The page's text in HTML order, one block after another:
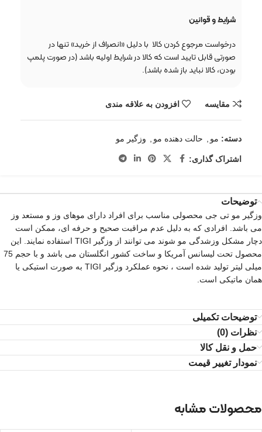
شرایط و قوانین
درخواست مرجوع کردن کالا با دلیل «انصراف از خرید» تنها در
صورتی قابل تایید است که کالا در شرایط اولیه باشد (در صورت پلمپ
بودن، کالا نباید باز شده باشد).
مقایسه افزودن به علاقه مندی
دسته: مو حالت دهنده مو وزگیر مو
اشتراک گذاری:
توضیحات
وزگیر مو تی جی محصولی مناسب برای افراد دارای موهای وز و مستعد وز
می باشد. افرادی که به دلیل عدم مراقبت صحیح و حرفه ای، ممکن است
دچار مشکل وزشدگی مو شوند می توانند از وزگیر TIGI استفاده نمایند. این
محصول تحت لیسانس آمریکا و ساخت کشور انگلستان می باشد و با حجم 75
میلی لیتر تولید شده است ، نحوه عملکرد وزگیر TIGI به صورت استیکی یا
همان ماتیکی است.
توضیحات تکمیلی
نظرات (0)
حمل و نقل کالا
نمودار تغییر قیمت
محصولات مشابه